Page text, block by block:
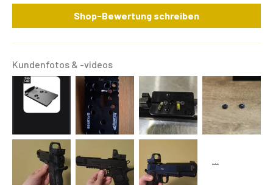
Shop-Bewertung schreiben
Kundenfotos & -videos